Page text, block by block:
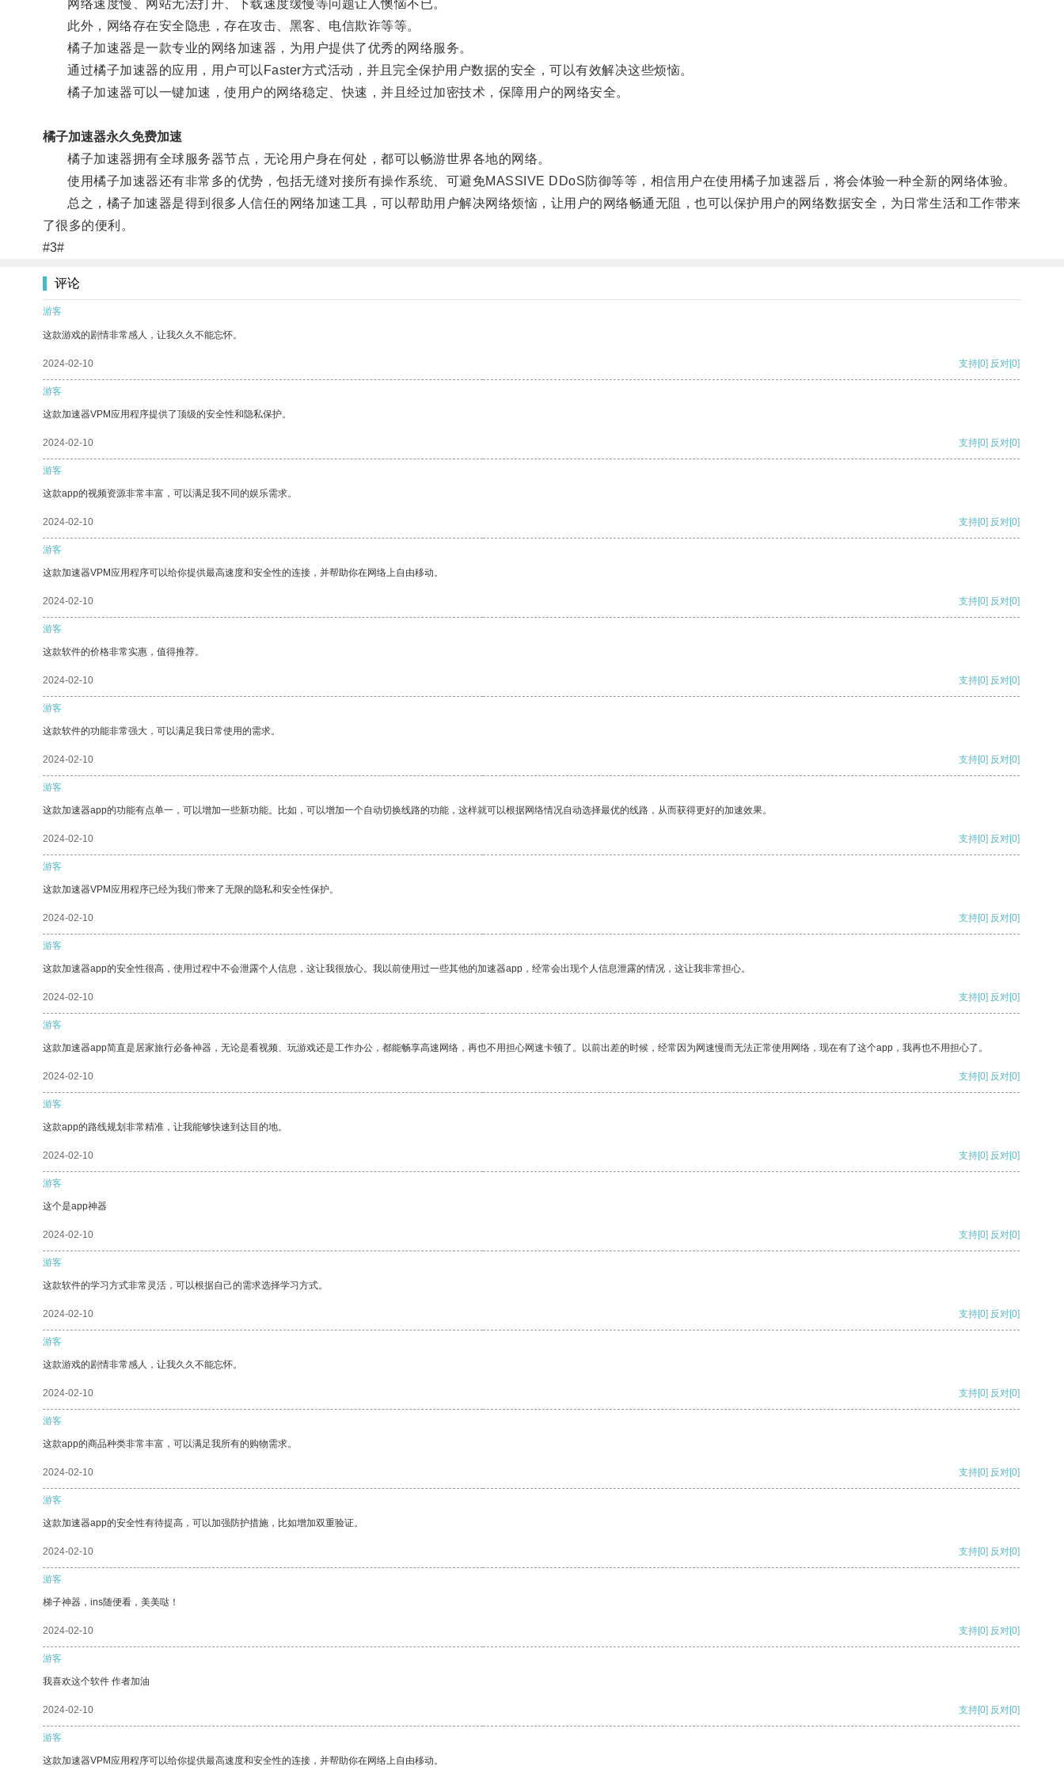
网络速度慢、网站无法打开、下载速度缓慢等问题让人懊恼不已。
此外，网络存在安全隐患，存在攻击、黑客、电信欺诈等等。
橘子加速器是一款专业的网络加速器，为用户提供了优秀的网络服务。
通过橘子加速器的应用，用户可以Faster方式活动，并且完全保护用户数据的安全，可以有效解决这些烦恼。
橘子加速器可以一键加速，使用户的网络稳定、快速，并且经过加密技术，保障用户的网络安全。
橘子加速器永久免费加速
橘子加速器拥有全球服务器节点，无论用户身在何处，都可以畅游世界各地的网络。
使用橘子加速器还有非常多的优势，包括无缝对接所有操作系统、可避免MASSIVE DDoS防御等等，相信用户在使用橘子加速器后，将会体验一种全新的网络体验。
总之，橘子加速器是得到很多人信任的网络加速工具，可以帮助用户解决网络烦恼，让用户的网络畅通无阻，也可以保护用户的网络数据安全，为日常生活和工作带来
了很多的便利。
#3#
评论
游客
这款游戏的剧情非常感人，让我久久不能忘怀。
2024-02-10 支持[0] 反对[0]
游客
这款加速器VPM应用程序提供了顶级的安全性和隐私保护。
2024-02-10 支持[0] 反对[0]
游客
这款app的视频资源非常丰富，可以满足我不同的娱乐需求。
2024-02-10 支持[0] 反对[0]
游客
这款加速器VPM应用程序可以给你提供最高速度和安全性的连接，并帮助你在网络上自由移动。
2024-02-10 支持[0] 反对[0]
游客
这款软件的价格非常实惠，值得推荐。
2024-02-10 支持[0] 反对[0]
游客
这款软件的功能非常强大，可以满足我日常使用的需求。
2024-02-10 支持[0] 反对[0]
游客
这款加速器app的功能有点单一，可以增加一些新功能。比如，可以增加一个自动切换线路的功能，这样就可以根据网络情况自动选择最优的线路，从而获得更好的加速效果。
2024-02-10 支持[0] 反对[0]
游客
这款加速器VPM应用程序已经为我们带来了无限的隐私和安全性保护。
2024-02-10 支持[0] 反对[0]
游客
这款加速器app的安全性很高，使用过程中不会泄露个人信息，这让我很放心。我以前使用过一些其他的加速器app，经常会出现个人信息泄露的情况，这让我非常担心。
2024-02-10 支持[0] 反对[0]
游客
这款加速器app简直是居家旅行必备神器，无论是看视频、玩游戏还是工作办公，都能畅享高速网络，再也不用担心网速卡顿了。以前出差的时候，经常因为网速慢而无法正常使用网络，现在有了这个app，我再也不用担心了。
2024-02-10 支持[0] 反对[0]
游客
这款app的路线规划非常精准，让我能够快速到达目的地。
2024-02-10 支持[0] 反对[0]
游客
这个是app神器
2024-02-10 支持[0] 反对[0]
游客
这款软件的学习方式非常灵活，可以根据自己的需求选择学习方式。
2024-02-10 支持[0] 反对[0]
游客
这款游戏的剧情非常感人，让我久久不能忘怀。
2024-02-10 支持[0] 反对[0]
游客
这款app的商品种类非常丰富，可以满足我所有的购物需求。
2024-02-10 支持[0] 反对[0]
游客
这款加速器app的安全性有待提高，可以加强防护措施，比如增加双重验证。
2024-02-10 支持[0] 反对[0]
游客
梯子神器，ins随便看，美美哒！
2024-02-10 支持[0] 反对[0]
游客
我喜欢这个软件 作者加油
2024-02-10 支持[0] 反对[0]
游客
这款加速器VPM应用程序可以给你提供最高速度和安全性的连接，并帮助你在网络上自由移动。